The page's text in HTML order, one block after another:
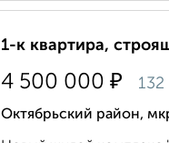
1-к квартира,
4 500 000 ₽
Октябрьский район,